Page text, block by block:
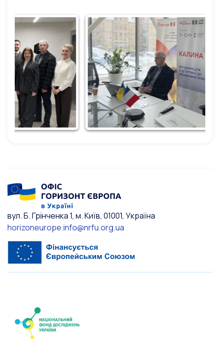
вул. Б. Грінченка 1, м. Київ, 01001, Україна
horizoneurope.info@nrfu.org.ua